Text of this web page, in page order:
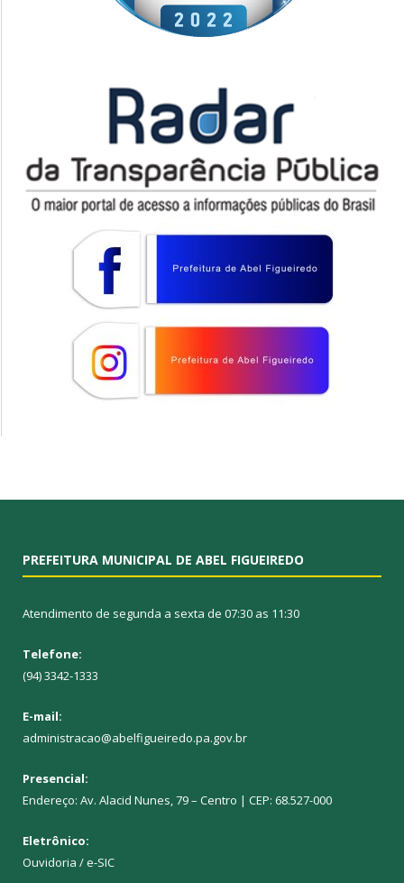
PREFEITURA MUNICIPAL DE ABEL FIGUEIREDO
Atendimento de segunda a sexta de 07:30 as 11:30
Telefone:
(94) 3342-1333
E-mail:
administracao@abelfigueiredo.pa.gov.br
Presencial:
Endereço: Av. Alacid Nunes, 79 – Centro | CEP: 68.527-000
Eletrônico:
Ouvidoria /e-SIC